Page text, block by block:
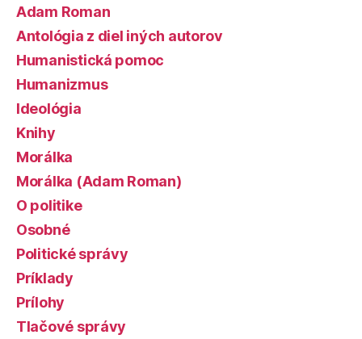
Adam Roman
Antológia z diel iných autorov
Humanistická pomoc
Humanizmus
Ideológia
Knihy
Morálka
Morálka (Adam Roman)
O politike
Osobné
Politické správy
Príklady
Prílohy
Tlačové správy